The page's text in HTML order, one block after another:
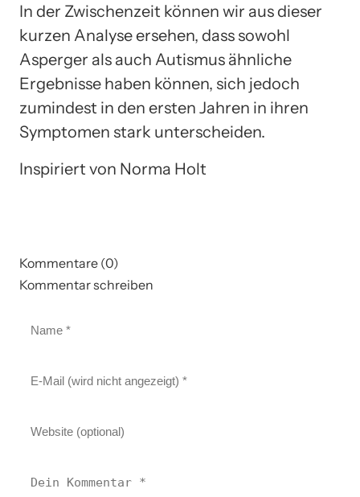
In der Zwischenzeit können wir aus dieser
kurzen Analyse ersehen, dass sowohl
Asperger als auch Autismus ähnliche
Ergebnisse haben können, sich jedoch
zumindest in den ersten Jahren in ihren
Symptomen stark unterscheiden.
Inspiriert von Norma Holt
Kommentare (0)
Kommentar schreiben